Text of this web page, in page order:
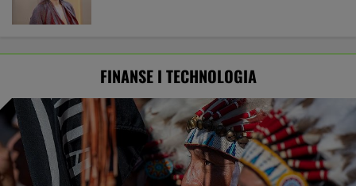
FINANSE I TECHNOLOGIA